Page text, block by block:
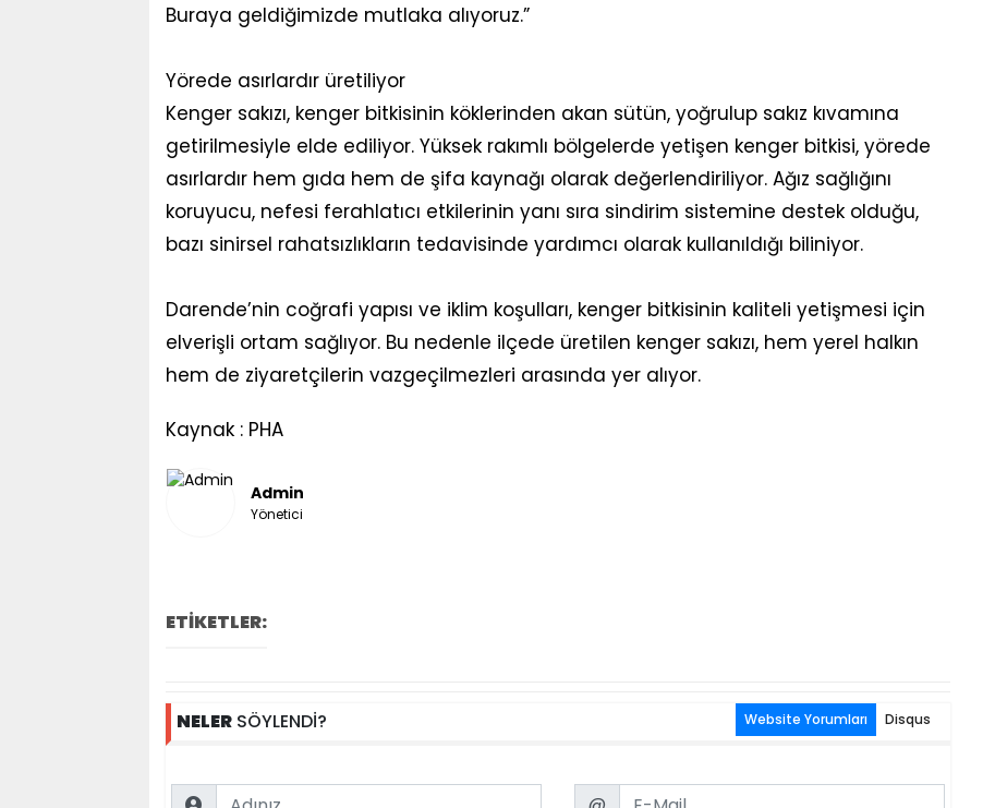
Buraya geldiğimizde mutlaka alıyoruz.”
Yörede asırlardır üretiliyor
Kenger sakızı, kenger bitkisinin köklerinden akan sütün, yoğrulup sakız kıvamına
getirilmesiyle elde ediliyor. Yüksek rakımlı bölgelerde yetişen kenger bitkisi, yörede
asırlardır hem gıda hem de şifa kaynağı olarak değerlendiriliyor. Ağız sağlığını
koruyucu, nefesi ferahlatıcı etkilerinin yanı sıra sindirim sistemine destek olduğu,
bazı sinirsel rahatsızlıkların tedavisinde yardımcı olarak kullanıldığı biliniyor.
Darende’nin coğrafi yapısı ve iklim koşulları, kenger bitkisinin kaliteli yetişmesi için
elverişli ortam sağlıyor. Bu nedenle ilçede üretilen kenger sakızı, hem yerel halkın
hem de ziyaretçilerin vazgeçilmezleri arasında yer alıyor.
Kaynak : PHA
Admin
Yönetici
ETİKETLER:
NELERSÖYLENDİ? Website Yorumları Disqus
Name Email